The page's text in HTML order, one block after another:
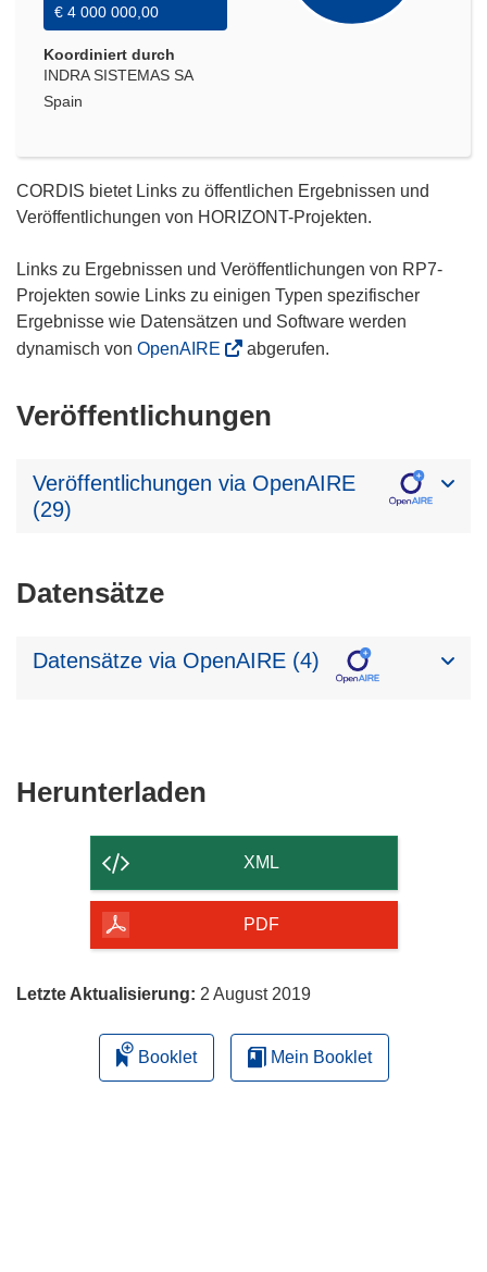
€ 4 000 000,00
Koordiniert durch
INDRA SISTEMAS SA
Spain
CORDIS bietet Links zu öffentlichen Ergebnissen und
Veröffentlichungen von HORIZONT-Projekten.
Links zu Ergebnissen und Veröffentlichungen von RP7-
Projekten sowie Links zu einigen Typen spezifischer
Ergebnisse wie Datensätzen und Software werden
dynamisch von OpenAIRE abgerufen.
Veröffentlichungen
Veröffentlichungen via OpenAIRE
(29)
Datensätze
Datensätze via OpenAIRE (4)
Herunterladen
der
Seite
herunterladen
XML
PDF
Letzte Aktualisierung: 2 August 2019
Booklet Mein Booklet